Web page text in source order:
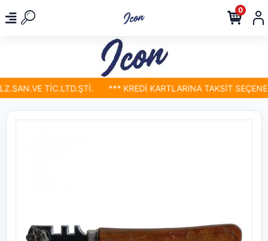
TİC.LTD.ŞTİ. *** KREDİ KARTLARINA TAKSİT
0